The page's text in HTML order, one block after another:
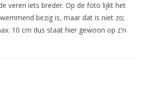
veren iets breder. Op de foto lijkt het
bezig is, maar dat is niet zo;
10 cm dus staat hier gewoon op z'n